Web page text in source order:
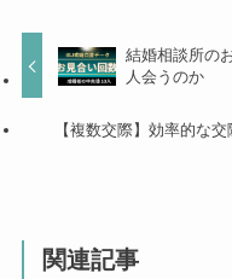
結婚相談所の
人会うのか
【複数交際】効率的な
関連記事